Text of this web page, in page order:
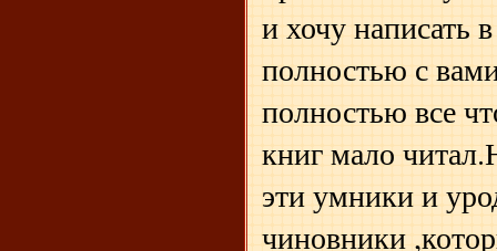
и хочу написать
полностью с
полностью все
книг мало
эти умники и
чиновники